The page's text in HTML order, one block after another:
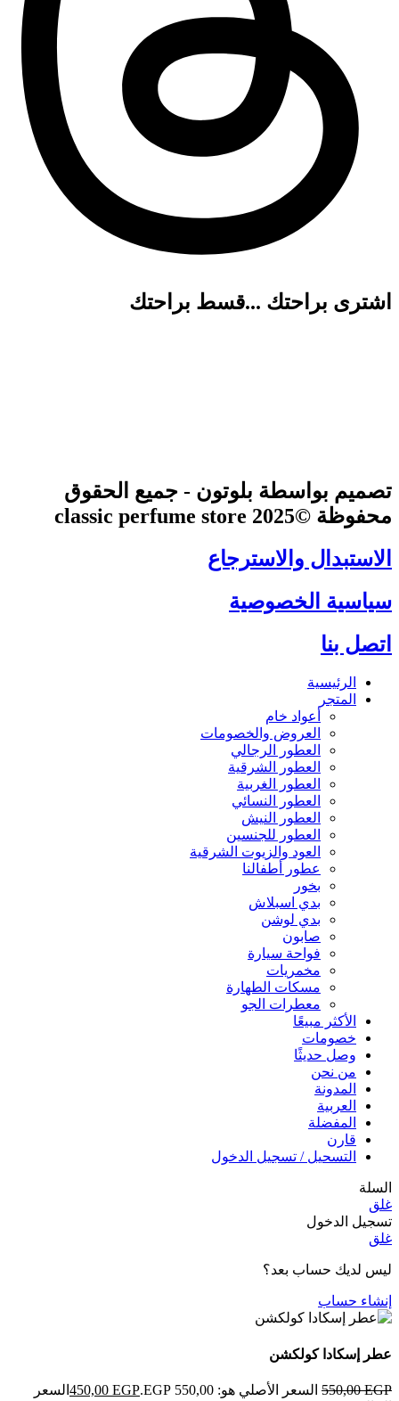
اشترى براحتك ...قسط براحتك
تصميم بواسطة بلوتون - جميع الحقوق
محفوظة ©2025 classic perfume store
الاستبدال والاسترجاع
سياسية الخصوصية
اتصل بنا
الرئيسية
المتجر
أعواد خام
العروض والخصومات
العطور الرجالي
العطور الشرقية
العطور الغربية
العطور النسائي
العطور النيش
العطور للجنسين
العود والزيوت الشرقية
عطور أطفالنا
بخور
بدي اسبلاش
بدي لوشن
صابون
فواحة سيارة
مخمريات
مسكات الطهارة
معطرات الجو
الأكثر مبيعًا
خصومات
وصل حديثًا
من نحن
المدونة
العربية
المفضلة
قارن
التسحيل / تسجيل الدخول
السلة
غلق
تسجيل الدخول
غلق
ليس لديك حساب بعد؟
إنشاء حساب
عطر إسكادا كولكشن
550,00EGP السعر الأصلي هو: 550,00 EGP. 450,00 EGP
السعر